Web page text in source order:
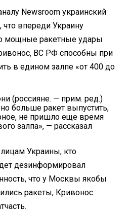
Newsroom украинский
что впереди Украину
мощные ракетные удары
ВС РФ способны при
в едином залпе «от 400 до
(россияне. — прим. ред.)
больше ракет выпустить,
не пришло еще время
залпа», — рассказал
Украины, кто
дезинформировал
что у Москвы якобы
ракеты, Кривонос